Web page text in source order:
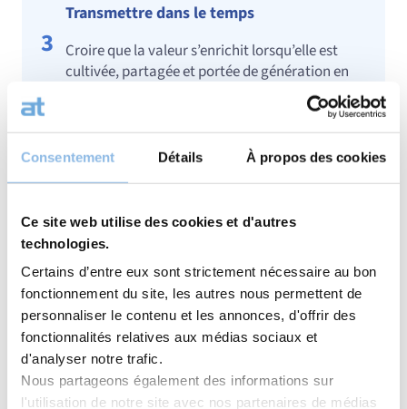
Consentement Détails À propos des cookies
Ce site web utilise des cookies et d'autres
technologies.
Certains d’entre eux sont strictement nécessaire au bon
fonctionnement du site, les autres nous permettent de
personnaliser le contenu et les annonces, d'offrir des
fonctionnalités relatives aux médias sociaux et
d'analyser notre trafic.
Nous partageons également des informations sur
l'utilisation de notre site avec nos partenaires de médias
3
Transmettre dans le temps
Croire que la valeur s’enrichit lorsqu’elle est
cultivée, partagée et portée de génération en
4
Soutenir une initiative où l’histoire est non
seulement préservée, mais sublimée par la
culture, la beauté et la création
contemporaine.
Notre vision à long terme